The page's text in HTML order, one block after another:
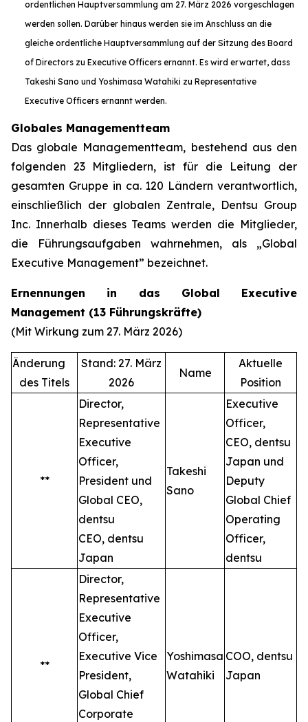
ordentlichen Hauptversammlung am 27. März 2026 vorgeschlagen
werden sollen. Darüber hinaus werden sie im Anschluss an die
gleiche ordentliche Hauptversammlung auf der Sitzung des Board
of Directors zu Executive Officers ernannt. Es wird erwartet, dass
Takeshi Sano und Yoshimasa Watahiki zu Representative
Executive Officers ernannt werden.
Globales Managementteam
Das globale Managementteam, bestehend aus den
folgenden 23 Mitgliedern, ist für die Leitung der
gesamten Gruppe in ca. 120 Ländern verantwortlich,
einschließlich der globalen Zentrale, Dentsu Group
Inc. Innerhalb dieses Teams werden die Mitglieder,
die Führungsaufgaben wahrnehmen, als „Global
Executive Management” bezeichnet.
Ernennungen in das Global Executive
Management (13 Führungskräfte)
(Mit Wirkung zum 27. März 2026)
Änderung
des Titels
Stand: 27. März
2026
Name
Aktuelle
Position
**
Director,
Representative
Executive
Officer,
President und
Global CEO,
dentsu
CEO, dentsu
Japan
Takeshi
Sano
Executive
Officer,
CEO, dentsu
Japan und
Deputy
Global Chief
Operating
Officer,
dentsu
**
Director,
Representative
Executive
Officer,
Executive Vice
President,
Global Chief
Corporate
Yoshimasa
Watahiki
COO, dentsu
Japan